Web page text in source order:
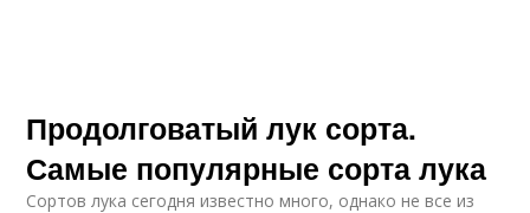
Продолговатый лук сорта.
Самые популярные сорта лука
Сортов лука сегодня известно много, однако не все из